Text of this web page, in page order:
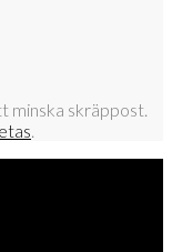
minska skräppost.
.